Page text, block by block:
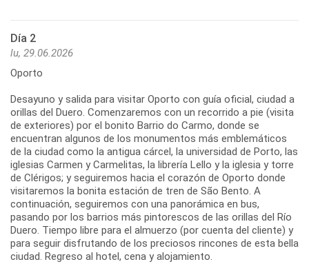
Día 2
lu, 29.06.2026
Oporto
Desayuno y salida para visitar Oporto con guía oficial, ciudad a
orillas del Duero. Comenzaremos con un recorrido a pie (visita
de exteriores) por el bonito Barrio do Carmo, donde se
encuentran algunos de los monumentos más emblemáticos
de la ciudad como la antigua cárcel, la universidad de Porto, las
iglesias Carmen y Carmelitas, la librería Lello y la iglesia y torre
de Clérigos; y seguiremos hacia el corazón de Oporto donde
visitaremos la bonita estación de tren de São Bento. A
continuación, seguiremos con una panorámica en bus,
pasando por los barrios más pintorescos de las orillas del Río
Duero. Tiempo libre para el almuerzo (por cuenta del cliente) y
para seguir disfrutando de los preciosos rincones de esta bella
ciudad. Regreso al hotel, cena y alojamiento.